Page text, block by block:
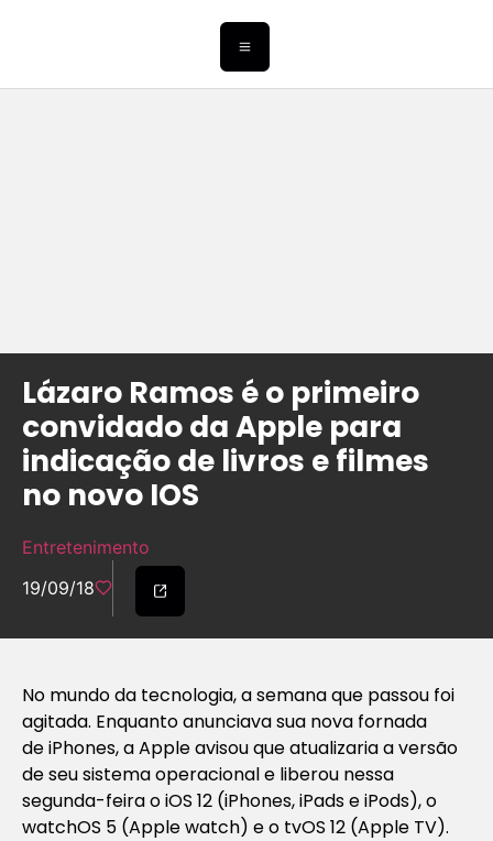
Lázaro Ramos é o primeiro
convidado da Apple para
indicação de livros e filmes
no novo IOS
Entretenimento
19/09/18
No mundo da tecnologia, a semana que passou foi
agitada. Enquanto anunciava sua nova fornada
de iPhones, a Apple avisou que atualizaria a versão
de seu sistema operacional e liberou nessa
segunda-feira o iOS 12 (iPhones, iPads e iPods), o
watchOS 5 (Apple watch) e o tvOS 12 (Apple TV).